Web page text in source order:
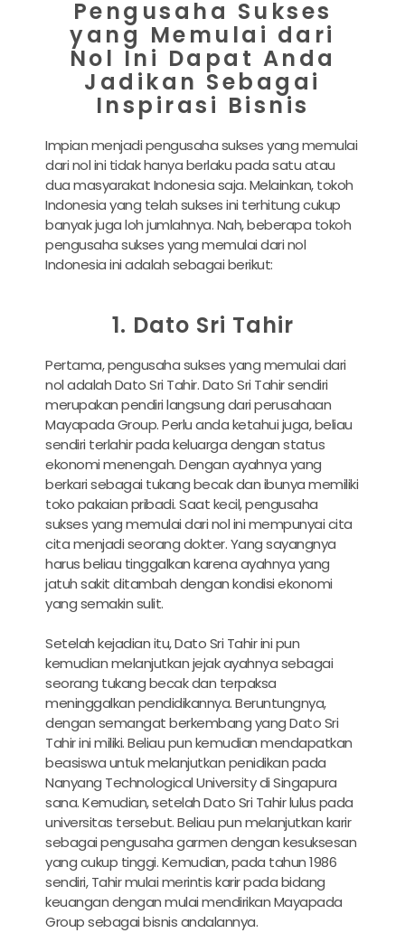
Pengusaha Sukses
yang Memulai dari
Nol Ini Dapat Anda
Jadikan Sebagai
Inspirasi Bisnis
Impian menjadi pengusaha sukses yang memulai
dari nol ini tidak hanya berlaku pada satu atau
dua masyarakat Indonesia saja. Melainkan, tokoh
Indonesia yang telah sukses ini terhitung cukup
banyak juga loh jumlahnya. Nah, beberapa tokoh
pengusaha sukses yang memulai dari nol
Indonesia ini adalah sebagai berikut:
1. Dato Sri Tahir
Pertama, pengusaha sukses yang memulai dari
nol adalah Dato Sri Tahir. Dato Sri Tahir sendiri
merupakan pendiri langsung dari perusahaan
Mayapada Group. Perlu anda ketahui juga, beliau
sendiri terlahir pada keluarga dengan status
ekonomi menengah. Dengan ayahnya yang
berkari sebagai tukang becak dan ibunya memiliki
toko pakaian pribadi. Saat kecil, pengusaha
sukses yang memulai dari nol ini mempunyai cita
cita menjadi seorang dokter. Yang sayangnya
harus beliau tinggalkan karena ayahnya yang
jatuh sakit ditambah dengan kondisi ekonomi
yang semakin sulit.
Setelah kejadian itu, Dato Sri Tahir ini pun
kemudian melanjutkan jejak ayahnya sebagai
seorang tukang becak dan terpaksa
meninggalkan pendidikannya. Beruntungnya,
dengan semangat berkembang yang Dato Sri
Tahir ini miliki. Beliau pun kemudian mendapatkan
beasiswa untuk melanjutkan penidikan pada
Nanyang Technological University di Singapura
sana. Kemudian, setelah Dato Sri Tahir lulus pada
universitas tersebut. Beliau pun melanjutkan karir
sebagai pengusaha garmen dengan kesuksesan
yang cukup tinggi. Kemudian, pada tahun 1986
sendiri, Tahir mulai merintis karir pada bidang
keuangan dengan mulai mendirikan Mayapada
Group sebagai bisnis andalannya.